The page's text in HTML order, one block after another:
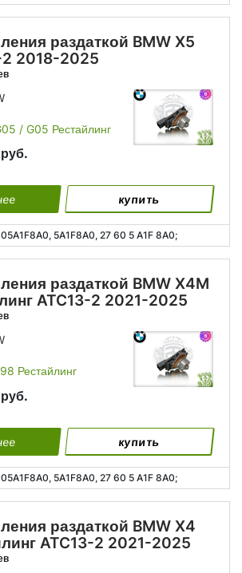
раздаткой BMW X5
2 2018-2025
/ G05 Рестайлинг
купить
5A1F8A0, 27 60 5 A1F 8A0;
раздаткой BMW X4M
ATC13-2 2021-2025
Рестайлинг
купить
5A1F8A0, 27 60 5 A1F 8A0;
раздаткой BMW X4
ATC13-2 2021-2025